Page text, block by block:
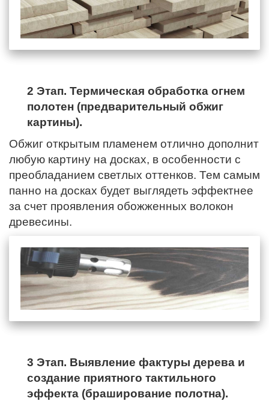
2 Этап. Термическая обработка огнем
полотен (предварительный обжиг
картины).
Обжиг открытым пламенем отлично дополнит
любую картину на досках, в особенности с
преобладанием светлых оттенков. Тем самым
панно на досках будет выглядеть эффектнее
за счет проявления обожженных волокон
древесины.
3 Этап. Выявление фактуры дерева и
создание приятного тактильного
эффекта (браширование полотна).